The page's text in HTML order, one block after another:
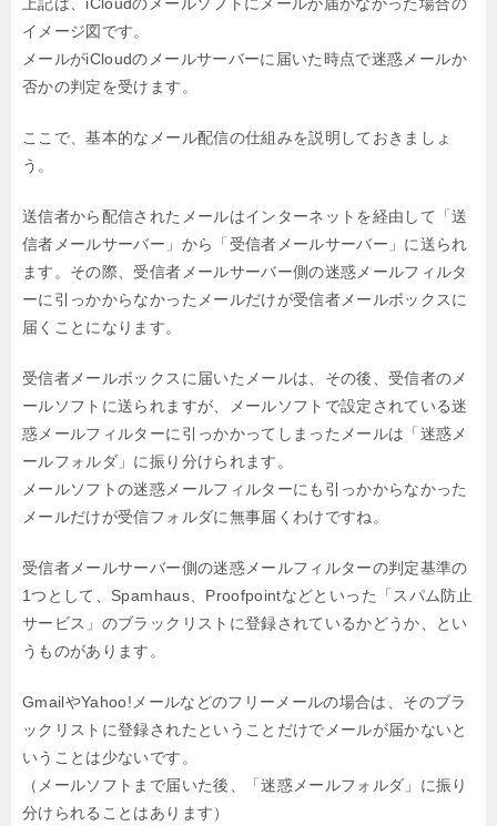
イメージ図です。
メールがiCloudのメールサーバーに届いた時点で迷惑メールか
否かの判定を受けます。
ここで、基本的なメール配信の仕組みを説明しておきましょ
う。
送信者から配信されたメールはインターネットを経由して
「送
信者メールサーバー」から「受信者メールサーバー」に送られ
ます。 その際、受信者メールサーバー側の迷惑メールフィルタ
ーに引っかからなかったメールだけが受信者メールボックスに
届くことになります。
受信者メールボックスに届いたメールは、その後、受信者のメ
ールソフトに送られますが、
メールソフトで設定されている迷
惑メールフィルターに引っかかってしまったメールは 「迷惑メ
ールフォルダ」に振り分けられます。
メールソフトの迷惑メールフィルターにも引っかからなかった
メールだけが受信フォルダに無事届くわけですね。
受信者メールサーバー側の迷惑メールフィルターの判定基準の
1つとして、 Spamhaus、Proofpointなどといった「スパム防止
サービス」のブラックリストに登録されているかどうか、とい
うものがあります。
GmailやYahoo!メールなどのフリーメールの場合は、 そのブラ
ックリストに登録されたということだけでメールが届かないと
いうことは少ないです。
（メールソフトまで届いた後、「迷惑メールフォルダ」に振り
分けられることはあります）